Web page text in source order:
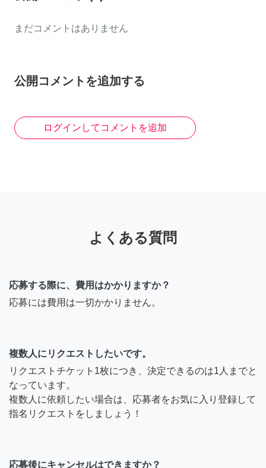
まだコメントはありません
公開コメントを追加する
ログインしてコメントを追加
よくある質問
応募する際に、費用はかかりますか？
応募には費用は一切かかりません。
複数人にリクエストしたいです。
リクエストチケット1枚につき、決定できるのは1人までと
なっています。
複数人に依頼したい場合は、応募者をお気に入り登録して
指名リクエストをしましょう！
応募後にキャンセルはできますか？